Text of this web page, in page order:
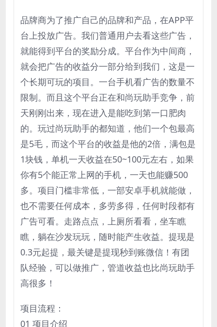
品牌商为了推广自己的品牌和产品，在APP平
台上投放广告。我们普通用户去看这些广告，
就能得到平台的奖励分成。平台作为中间商，
就会把广告的收益分一部分给到我们，这是一
个长期可玩的项目。一台手机看广告的数量不
限制。而且这个平台正在和尚玩助手竞争，前
天刚刚出来，现在进入是能吃到第一口肥肉
的。玩过尚玩助手的都知道，他们一个包最高
是5毛，而这个平台的收益是他的2倍，满包是
1块钱，单机一天收益在50~100元左右，如果
你有5个能正常上网的手机，一天也能赚500
多。项目门槛非常低，一部安卓手机就能做，
也不需要任何成本，多劳多得，任何时段都有
广告可看。走路点点，上厕所看看，坐车瞧
瞧，躺在沙发玩玩，随时能产生收益。提现是
0.3元起提，最关键是提现秒到账微信！有团
队经验，可以做推广，管道收益也比尚玩助手
高很多！
项目流程：
01 项目介绍